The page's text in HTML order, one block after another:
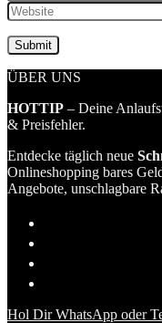
ÜBER UNS
HOTTIP – Deine
& Preisfehler.
Entdecke täglich neue
Onlineshopping bares
Angebote, unschlagbare
Hol Dir WhatsApp oder